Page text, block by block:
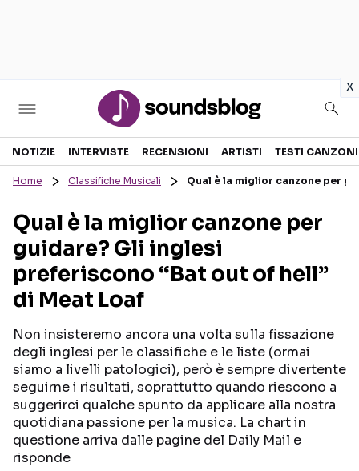
x
Sezioni
RECENSIONI MUSICALI
INTERVISTE
GOSSIP E CURIOSITÀ
TESTI CANZONI
TOUR ED EVENTI
TALENT SHOW
Seguici sui social
NOTIZIE INTERVISTE RECENSIONI ARTISTI TESTI CANZONI
Home Classifiche Musicali Qual è la miglior canzone per
Qual è la miglior canzone per
guidare? Gli inglesi
preferiscono “Bat out of hell”
di Meat Loaf
Non insisteremo ancora una volta sulla fissazione
degli inglesi per le classifiche e le liste (ormai
siamo a livelli patologici), però è sempre divertente
seguirne i risultati, soprattutto quando riescono a
suggerirci qualche spunto da applicare alla nostra
quotidiana passione per la musica. La chart in
questione arriva dalle pagine del Daily Mail e
risponde